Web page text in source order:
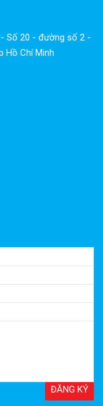
- Số 20 - đường số 2 -
Hồ Chí Minh